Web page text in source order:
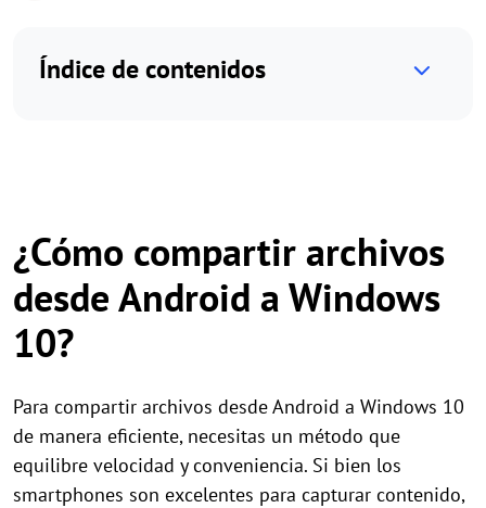
Índice de contenidos
¿Cómo compartir archivos
desde Android a Windows
10?
Para compartir archivos desde Android a Windows 10
de manera eficiente, necesitas un método que
equilibre velocidad y conveniencia. Si bien los
smartphones son excelentes para capturar contenido,